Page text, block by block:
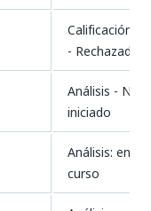
Calificación
- Rechazada
Análisis - No
iniciado
Análisis: en
curso